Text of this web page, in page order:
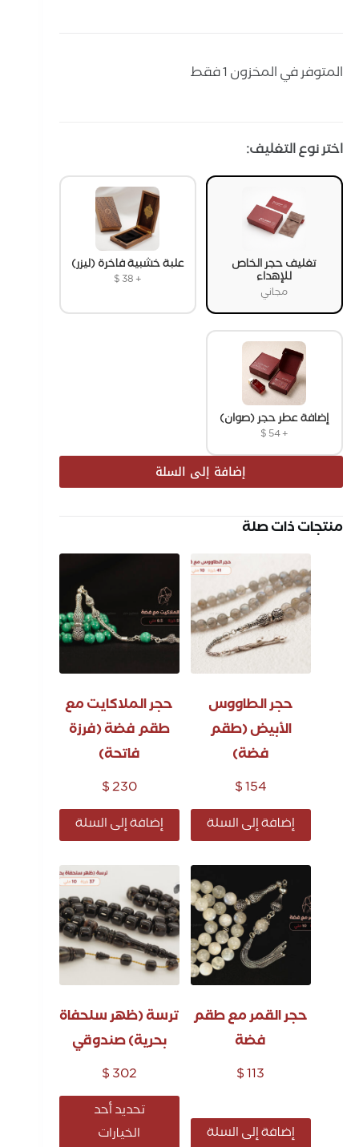
المتوفر في المخزون 1 فقط
اختر نوع التغليف:
تغليف حجر الخاص
للإهداء
مجاني
علبة خشبية فاخرة (ليزر)
+
$38
إضافة عطر حجر (صوان)
+
$54
إضافة إلى السلة
منتجات ذات صلة
حجر الطاووس
الأبيض (طقم
فضة)
$154
إضافة إلى السلة
حجر الملاكايت مع
طقم فضة (فرزة
فاتحة)
$230
إضافة إلى السلة
حجر القمر مع طقم
فضة
$113
إضافة إلى السلة
ترسة (ظهر سلحفاة
بحرية) صندوقي
$302
تحديد أحد
الخيارات